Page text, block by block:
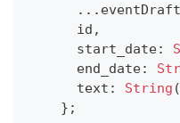
... eventDraft
      id
,
      start_date
:
      end_date
:
      text
: String (
} ;